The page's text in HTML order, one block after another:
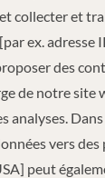
française, la
grande
collecter et
ex. adresse
des
de notre site
analyses.
vers des
peut